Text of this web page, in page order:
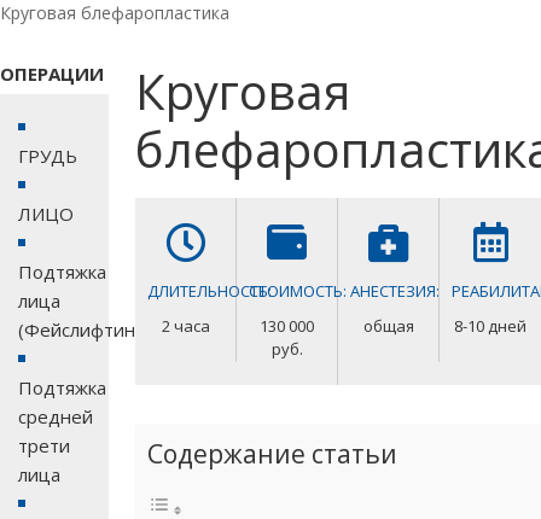
Круговая блефаропластика
ОПЕРАЦИИ
ГРУДЬ
ЛИЦО
Подтяжка
лица
(Фейслифтинг)
Подтяжка
средней
трети
лица
Круговая
ДЛИТЕЛЬНОСТЬ:
2 часа
СТОИМОСТЬ:
130 000
руб.
АНЕСТЕЗИЯ:
общая
8-10 дней
Содержание статьи